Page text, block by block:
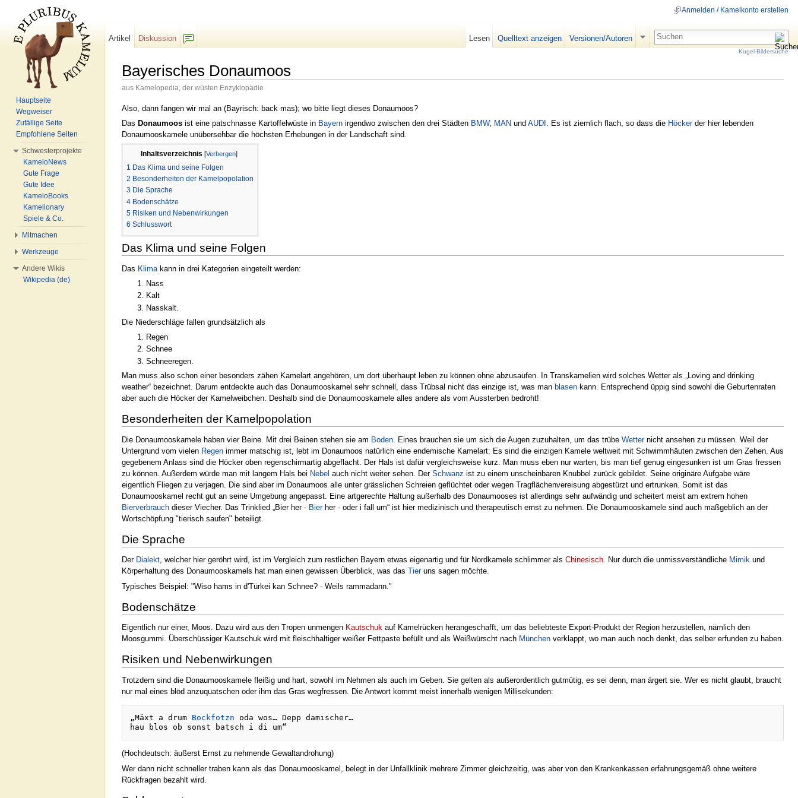
Bayerisches Donaumoos
aus Kamelopedia, der wüsten Enzyklopädie
Also, dann fangen wir mal an (Bayrisch: back mas); wo bitte liegt dieses Donaumoos?
Das Donaumoos ist eine patschnasse Kartoffelwüste in Bayern irgendwo zwischen den drei Städten BMW, MAN und AUDI . Es ist ziemlich flach, so dass die Höckerder hier lebenden
Donaumooskamele unübersehbar die höchsten Erhebungen in der Landschaft sind.
Inhaltsverzeichnis [Verbergen]
1 Das Klima und seine Folgen
2 Besonderheiten der Kamelpopolation
3 Die Sprache
4 Bodenschätze
5 Risiken und Nebenwirkungen
6 Schlusswort
Das Klima und seine Folgen
Das Klima kann in drei Kategorien eingeteilt werden:
Nass
Kalt
Nasskalt.
Die Niederschläge fallen grundsätzlich als
Regen
Schnee
Schneeregen.
Man muss also schon einer besonders zähen Kamelart angehören, um dort überhaupt leben zu können ohne abzusaufen. In Transkamelien wird solches Wetter als „Loving and drinking
weather“ bezeichnet. Darum entdeckte auch das Donaumooskamel sehr schnell, dass Trübsal nicht das einzige ist, was man blasen kann. Entsprechend üppig sind sowohl die Geburtenraten
aber auch die Höcker der Kamelweibchen. Deshalb sind die Donaumooskamele alles andere als vom Aussterben bedroht!
Besonderheiten der Kamelpopolation
Die Donaumooskamele haben vier Beine. Mit drei Beinen stehen sie am Boden . Eines brauchen sie um sich die Augen zuzuhalten, um das trübe Wetternicht ansehen zu müssen. Weil der
Untergrund vom vielen Regen immer matschig ist, lebt im Donaumoos natürlich eine endemische Kamelart: Es sind die einzigen Kamele weltweit mit Schwimmhäuten zwischen den Zehen. Aus
gegebenem Anlass sind die Höcker oben regenschirmartig abgeflacht. Der Hals ist dafür vergleichsweise kurz. Man muss eben nur warten, bis man tief genug eingesunken ist um Gras fressen
zu können. Außerdem würde man mit langem Hals bei Nebel auch nicht weiter sehen. Der Schwanz ist zu einem unscheinbaren Knubbel zurück gebildet. Seine originäre Aufgabe wäre
eigentlich Fliegen zu verjagen. Die sind aber im Donaumoos alle unter grässlichen Schreien geflüchtet oder wegen Tragflächenvereisung abgestürzt und ertrunken. Somit ist das
Donaumooskamel recht gut an seine Umgebung angepasst. Eine artgerechte Haltung außerhalb des Donaumooses ist allerdings sehr aufwändig und scheitert meist am extrem hohen
Bierverbrauch dieser Viecher. Das Trinklied „Bier her - Bierher - oder i fall um“ ist hier medizinisch und therapeutisch ernst zu nehmen. Die Donaumooskamele sind auch maßgeblich an der
Wortschöpfung "tierisch saufen" beteiligt.
Die Sprache
Der Dialekt, welcher hier geröhrt wird, ist im Vergleich zum restlichen Bayern etwas eigenartig und für Nordkamele schlimmer als Chinesisch. Nur durch die unmissverständliche Mimik und
Körperhaltung des Donaumooskamels hat man einen gewissen Überblick, was das Tieruns sagen möchte.
Typisches Beispiel: "Wiso hams in d'Türkei kan Schnee? - Weils rammadann."
Bodenschätze
Eigentlich nur einer, Moos. Dazu wird aus den Tropen unmengen Kautschuk auf Kamelrücken herangeschafft, um das beliebteste Export-Produkt der Region herzustellen, nämlich den
Moosgummi. Überschüssiger Kautschuk wird mit fleischhaltiger weißer Fettpaste befüllt und als Weißwürscht nach München verklappt, wo man auch noch denkt, das selber erfunden zu haben.
Risiken und Nebenwirkungen
Trotzdem sind die Donaumooskamele fleißig und hart, sowohl im Nehmen als auch im Geben. Sie gelten als außerordentlich gutmütig, es sei denn, man ärgert sie. Wer es nicht glaubt, braucht
nur mal eines blöd anzuquatschen oder ihm das Gras wegfressen. Die Antwort kommt meist innerhalb wenigen Millisekunden:
„Mäxt a drum Bockfotzn oda wos… Depp damischer…
(Hochdeutsch: äußerst Ernst zu nehmende Gewaltandrohung)
Wer dann nicht schneller traben kann als das Donaumooskamel, belegt in der Unfallklinik mehrere Zimmer gleichzeitig, was aber von den Krankenkassen erfahrungsgemäß ohne weitere
Rückfragen bezahlt wird.
Anmelden / Kamelkonto erstellen
Artikel
Diskussion
Lesen Quelltext anzeigen Versionen/Autoren
Kugel-Bildersuche
Hauptseite
Wegweiser
Zufällige Seite
Empfohlene Seiten
Schwesterprojekte
KameloNews
Gute Frage
Gute Idee
KameloBooks
Kamelionary
Spiele & Co.
Mitmachen
Werkzeuge
Andere Wikis
Wikipedia (de)